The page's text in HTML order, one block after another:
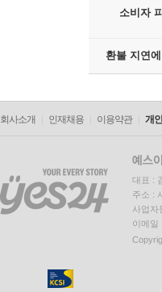
소비자
환불 지연
회사소개 인재채용 이용약관 개
대표 :
주소 :
사업자
이메일